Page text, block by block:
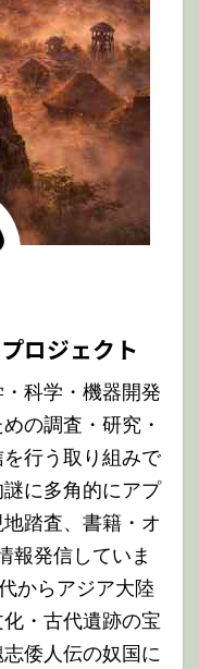
ロジェクト
科学・機器開発
の調査・研究・
行う取り組みで
に多角的にアプ
踏査、書籍・オ
報発信していま
からアジア大陸
・古代遺跡の宝
倭人伝の奴国に